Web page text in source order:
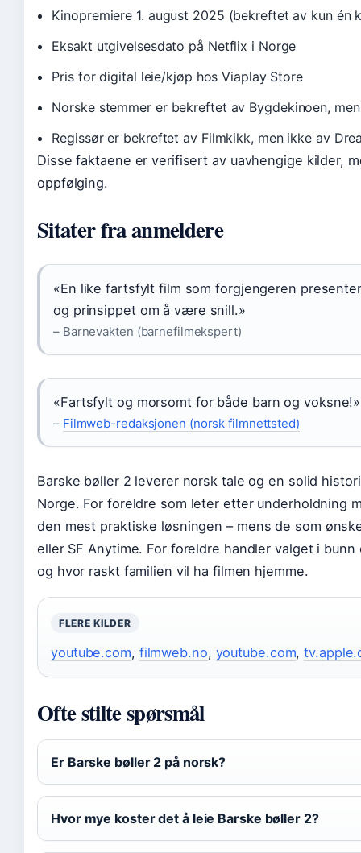
Kinopremiere 1. august 2025 (bekreftet av kun én
Eksakt utgivelsesdato på Netflix i Norge
Pris for digital leie/kjøp hos Viaplay Store
Norske stemmer er bekreftet av Bygdekinoen,
Regissør er bekreftet av Filmkikk, men ikke av
Disse faktaene er verifisert av uavhengige kilder,
oppfølging.
Sitater fra anmeldere
«En like fartsfylt film som forgjengeren
og prinsippet om å være snill.»
– Barnevakten (barnefilmekspert)
«Fartsfylt og morsomt for både barn og voksne!»
– Filmweb-redaksjonen (norsk filmnettsted)
Barske bøller 2 leverer norsk tale og en solid
Norge. For foreldre som leter etter underholdning
den mest praktiske løsningen – mens de som
eller SF Anytime. For foreldre handler valget i
og hvor raskt familien vil ha filmen hjemme.
FLERE KILDER
youtube.com, filmweb.no, youtube.com,
Ofte stilte spørsmål
Er Barske bøller 2 på norsk?
Hvor mye koster det å leie Barske bøller 2?